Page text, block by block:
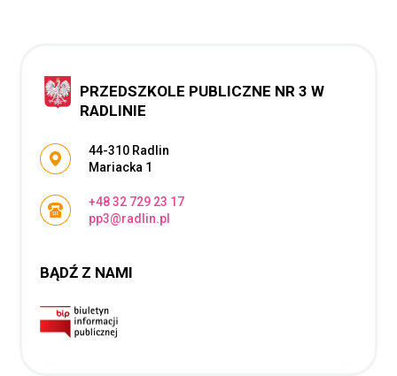
PRZEDSZKOLE PUBLICZNE NR 3 W
RADLINIE
Adres pocztowy:
44-310 Radlin
Mariacka 1
+48 32 729 23 17
pp3@radlin.pl
BĄDŹ Z NAMI